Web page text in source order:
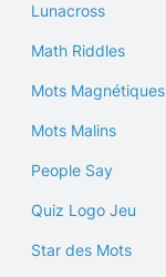
Lunacross
Math Riddles
Mots Magnétiques
Mots Malins
People Say
Quiz Logo Jeu
Star des Mots